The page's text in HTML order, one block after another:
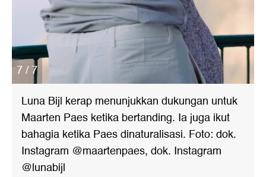
7 / 7
Luna Bijl kerap menunjukkan dukungan untuk
Maarten Paes ketika bertanding. Ia juga ikut
bahagia ketika Paes dinaturalisasi. Foto: dok.
Instagram @maartenpaes, dok. Instagram
@lunabijl